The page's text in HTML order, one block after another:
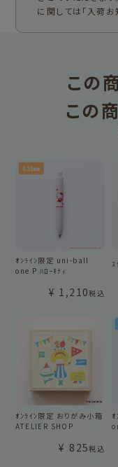
に関しては「入荷お
この
この
ｵﾝﾗｲﾝ限定 uni-ball
one P ﾊﾛｰｷﾃｨ
¥ 1,210税込
ｵﾝﾗｲﾝ限定 おりがみ小箱
ATELIER SHOP
¥ 825税込